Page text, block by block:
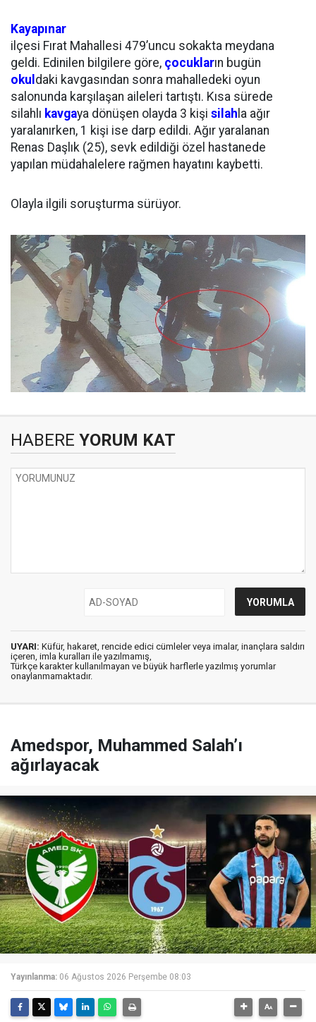
Kayapınar
ilçesi Fırat Mahallesi 479’uncu sokakta meydana
geldi. Edinilen bilgilere göre, çocukların bugün
okul daki kavgasından sonra mahalledeki oyun
salonunda karşılaşan aileleri tartıştı. Kısa sürede
silahlı kavgaya dönüşen olayda 3 kişi silah la ağır
yaralanırken, 1 kişi ise darp edildi. Ağır yaralanan
Renas Daşlık (25), sevk edildiği özel hastanede
yapılan müdahalelere rağmen hayatını kaybetti.
Olayla ilgili soruşturma sürüyor.
HABERE YORUM KAT
UYARI: Küfür, hakaret, rencide edici cümleler veya imalar, inançlara saldırı
içeren, imla kuralları ile yazılmamış,
Türkçe karakter kullanılmayan ve büyük harflerle yazılmış yorumlar
onaylanmamaktadır.
Amedspor, Muhammed Salah’ı
ağırlayacak
Yayınlanma: 06 Ağustos 2026 Perşembe 08:03